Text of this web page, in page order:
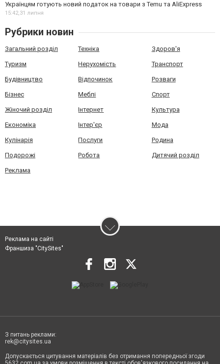
Українцям готують новий податок на товари з Temu та AliExpress
15:42,31 липня
Рубрики новин
Загальний розділ Техніка Здоров'я
Туризм Нерухомість Транспорт
Будівництво Відпочинок Розваги
Бізнес Меблі Спорт
Жіночий розділ Інтернет Культура
Економіка Інтер'єр Мода
Кулінарія Послуги Родина
Подорожі Робота Дитячий розділ
Реклама
Реклама на сайті
Франшиза "CitySites"
З питань реклами:
rek@citysites.ua
Допускається цитування матеріалів без отримання попередньої згоди